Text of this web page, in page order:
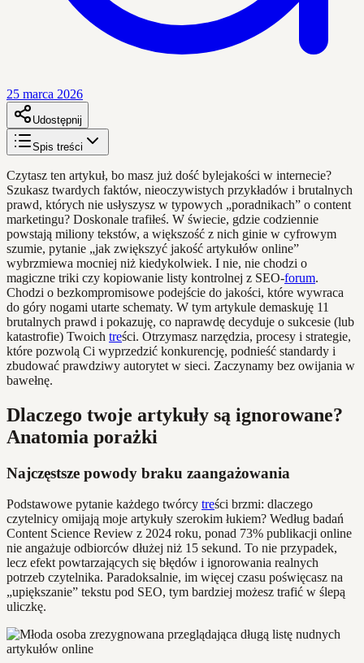
25 marca 2026
Udostępnij
Spis treści
Czytasz ten artykuł, bo masz już dość bylejakości w internecie?
Szukasz twardych faktów, nieoczywistych przykładów i brutalnych
prawd, których nie usłyszysz w typowych „poradnikach” o content
marketingu? Doskonale trafiłeś. W świecie, gdzie codziennie
powstają miliony tekstów, a większość z nich ginie w cyfrowym
szumie, pytanie „jak zwiększyć jakość artykułów online”
wybrzmiewa mocniej niż kiedykolwiek. I nie, nie chodzi o
magiczne triki czy kopiowanie listy kontrolnej z SEO-forum.
Chodzi o bezkompromisowe podejście do jakości, które wywraca
do góry nogami utarte schematy. W tym artykule demaskuję 11
brutalnych prawd i pokazuję, co naprawdę decyduje o sukcesie (lub
katastrofie) Twoich treści. Otrzymasz narzędzia, procesy i strategie,
które pozwolą Ci wyprzedzić konkurencję, podnieść standardy i
zbudować prawdziwy autorytet w sieci. Zaczynamy bez owijania w
bawełnę.
Dlaczego twoje artykuły są ignorowane?
Anatomia porażki
Najczęstsze powody braku zaangażowania
Podstawowe pytanie każdego twórcy treści brzmi: dlaczego
czytelnicy omijają moje artykuły szerokim łukiem? Według badań
Content Science Review z 2024 roku, ponad 73% publikacji online
nie angażuje odbiorców dłużej niż 15 sekund. To nie przypadek,
lecz efekt powtarzających się błędów i ignorowania realnych
potrzeb czytelnika. Paradoksalnie, im więcej czasu poświęcasz na
„upiększanie” tekstu pod SEO, tym bardziej możesz trafić w ślepą
uliczkę.